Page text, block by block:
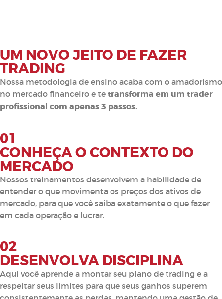
UM NOVO JEITO DE FAZER
TRADING
Nossa metodologia de ensino acaba com o amadorismo
no mercado financeiro e te transforma em um trader
profissional com apenas 3 passos.
01
CONHEÇA O CONTEXTO DO
MERCADO
Nossos treinamentos desenvolvem a habilidade de
entender o que movimenta os preços dos ativos de
mercado, para que você saiba exatamente o que fazer
em cada operação e lucrar.
02
DESENVOLVA DISCIPLINA
Aqui você aprende a montar seu plano de trading e a
respeitar seus limites para que seus ganhos superem